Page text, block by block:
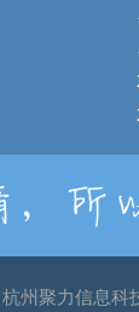
州聚力信息科